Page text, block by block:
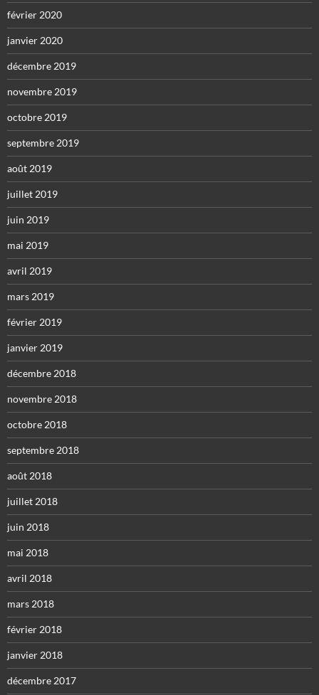
février 2020
janvier 2020
décembre 2019
novembre 2019
octobre 2019
septembre 2019
août 2019
juillet 2019
juin 2019
mai 2019
avril 2019
mars 2019
février 2019
janvier 2019
décembre 2018
novembre 2018
octobre 2018
septembre 2018
août 2018
juillet 2018
juin 2018
mai 2018
avril 2018
mars 2018
février 2018
janvier 2018
décembre 2017